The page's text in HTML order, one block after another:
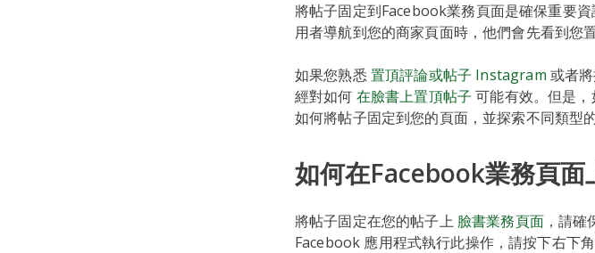
將帖子固定到Facebook業務頁面是確保重要
用者導航到您的商家頁面時，他們會先看到您
如果您熟悉 置頂評論或帖子 Instagram 或者
經對如何 在臉書上置頂帖子 可能有效。但是
如何將帖子固定到您的頁面，並探索不同類型
如何在Facebook業務頁面
將帖子固定在您的帖子上 臉書業務頁面，請確
Facebook 應用程式執行此操作，請按下右下